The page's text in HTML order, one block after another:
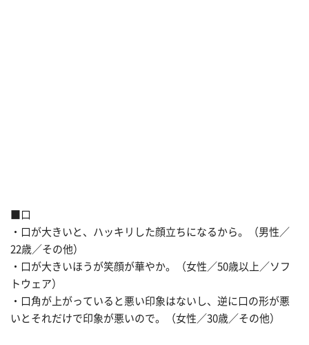
■口
・口が大きいと、ハッキリした顔立ちになるから。（男性／
22歳／その他）
・口が大きいほうが笑顔が華やか。（女性／50歳以上／ソフ
トウェア）
・口角が上がっていると悪い印象はないし、逆に口の形が悪
いとそれだけで印象が悪いので。（女性／30歳／その他）